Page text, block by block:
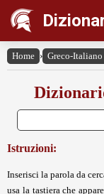
Home › Greco-Italiano
Istruzioni:
Inserisci la parola da
usa la tastiera che